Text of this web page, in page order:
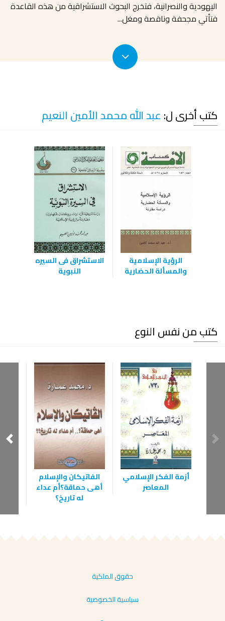
اليهودية والنصرانية، فتخرج البحوث الاستشراقية من هذه القاعدة
فتأتي مجحفة وناقصة ومغل...
كتب أخرى ل: عبد الله محمد الأمين النعيم
الرؤية الإسلامية
والمسألة الحضارية
الاستشراق فى السيره
النبوية
كتب من نفس النوع
أزمة الفكر الإسلامي
المعاصر
الفاتيكان والإسلام
أهى حماقة؟أم عداء
له تاريخ؟
حقوق الملكية
سياسية الخصوصية